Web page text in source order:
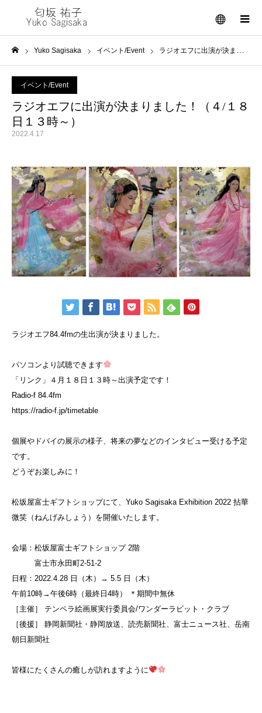
メニュー
Yuko Sagisaka イベント/Event ラジオエフに出演が決まりました！（４/１８日１３時～）
イベント/Event
ラジオエフに出演が決まりました！（４/１８
日１３時～）
2022.4.17
ラジオエフ84.4fmの生出演が決まりました。
パソコンより試聴できます
「リンク」４月１８日１３時～出演予定です！
Radio-f 84.4fm
https://radio-f.jp/timetable
個展やドバイの展示の様子、将来の夢などのインタビュー受ける予定
です。
どうぞお楽しみに！
松坂屋富士ギフトショップにて、Yuko Sagisaka Exhibition 2022 拈華
微笑（ねんげみしょう）を開催いたします。
会場：松坂屋富士ギフトショップ 2階
富士市永田町2-51-2
日程：2022.4.28 日（木）→ 5.5 日（木）
午前10時→午後6時（最終日4時） ＊期間中無休
［主催］ テンペラ絵画展実行委員会/ワンダーラビット・クラブ
［後援］ 静岡新聞社・静岡放送、読売新聞社、富士ニュース社、岳南
朝日新聞社
皆様にたくさんの癒しが訪れますように